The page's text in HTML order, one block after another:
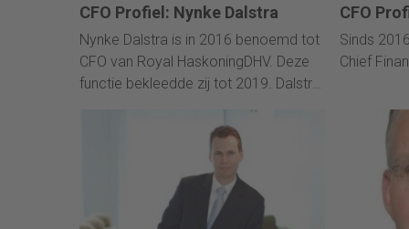
CFO Profiel: Nynke Dalstra
Nynke Dalstra is in 2016 benoemd tot
CFO van Royal HaskoningDHV. Deze
functie bekleedde zij tot 2019. Dalstra
CFO
Sinds
Chief